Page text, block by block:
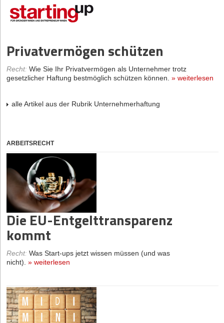
Privatvermögen schützen
Recht: Wie Sie Ihr Privatvermögen als Unternehmer trotz
gesetzlicher Haftung bestmöglich schützen können. » weiterlesen
alle Artikel aus der Rubrik Unternehmerhaftung
ARBEITSRECHT
Die EU-Entgelttransparenz
kommt
Recht: Was Start-ups jetzt wissen müssen (und was
nicht). » weiterlesen